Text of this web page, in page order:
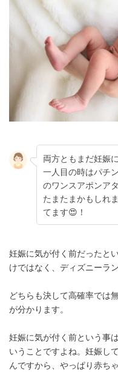
両方ともまだ妊娠
一人目の時はパチ
のワンスアポンア
たまたまかもしれ
てます😍！
妊娠に気が付く前だったと
けではなく、ディズニーラ
どちらも決して高確率では
が分かります。
妊娠に気が付く前という事
いうことですよね。妊娠し
んですから、やっぱり赤ち